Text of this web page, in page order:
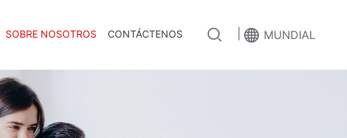
MUNDIAL
SOBRE NOSOTROS CONTÁCTENOS